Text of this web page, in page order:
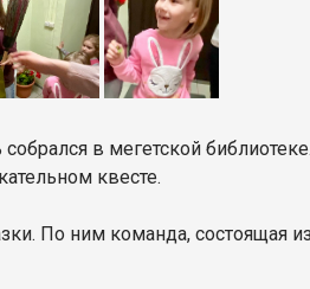
собрался в мегетской
квесте.
По ним команда, состоящая